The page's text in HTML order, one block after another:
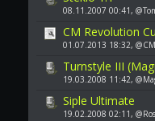
08.11.2007 00:41,
CM Revolution
01.07.2013 18:32,
Turnstyle III
19.03.2008 11:42,
Siple Ultimate
19.02.2008 02:11,